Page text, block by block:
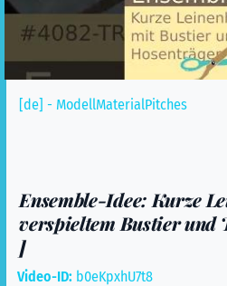
[de] - ModellMaterialPitches
Ensemble-Idee: Kurze
verspieltem Bustier und
]
Video-ID: b0eKpxhU7t8